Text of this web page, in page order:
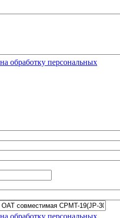
обработку персональных
обработку персональных